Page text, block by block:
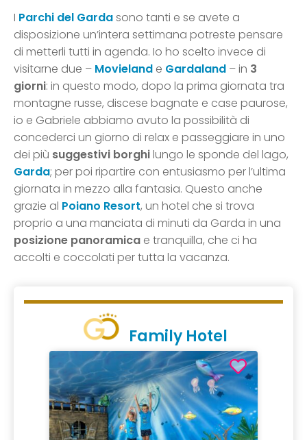
I Parchi del Gardasono tanti e se avete a
disposizione un’intera settimana potreste pensare
di metterli tutti in agenda. Io ho scelto invece di
visitarne due – Movieland e Gardaland – in 3
giorni: in questo modo, dopo la prima giornata tra
montagne russe, discese bagnate e case paurose,
io e Gabriele abbiamo avuto la possibilità di
concederci un giorno di relax e passeggiare in uno
dei più suggestivi borghilungo le sponde del lago,
Garda; per poi ripartire con entusiasmo per l’ultima
giornata in mezzo alla fantasia. Questo anche
grazie al Poiano Resort, un hotel che si trova
proprio a una manciata di minuti da Garda in una
posizione panoramica e tranquilla, che ci ha
accolti e coccolati per tutta la vacanza.
Family Hotel